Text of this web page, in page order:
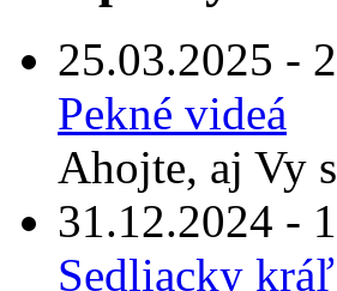
25.03.2025 -
Pekné videá
Ahojte, aj Vy
31.12.2024 -
Sedliacky kráľ